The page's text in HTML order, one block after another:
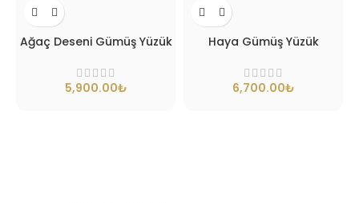
Ağaç Deseni Gümüş Yüzük
₺
Haya Gümüş Yüzük
₺